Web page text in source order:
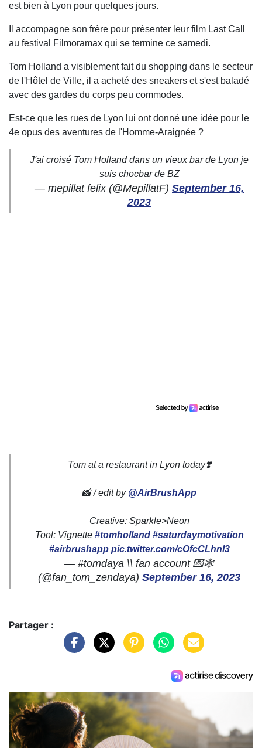
est bien à Lyon pour quelques jours.
Il accompagne son frère pour présenter leur film Last Call
au festival Filmoramax qui se termine ce samedi.
Tom Holland a visiblement fait du shopping dans le secteur
de l'Hôtel de Ville, il a acheté des sneakers et s'est baladé
avec des gardes du corps peu commodes.
Est-ce que les rues de Lyon lui ont donné une idée pour le
4e opus des aventures de l'Homme-Araignée ?
J'ai croisé Tom Holland dans un vieux bar de Lyon je
suis chocbar de BZ
— mepillat felix (@MepillatF) September 16,
2023
Tom at a restaurant in Lyon today❣️
📸 / edit by @AirBrushApp
Creative: Sparkle>Neon
Tool: Vignette #tomholland #saturdaymotivation
#airbrushapp pic.twitter.com/cOfcCLhnl3
— #tomdaya \\ fan account 💌🕸
(@fan_tom_zendaya) September 16, 2023
Partager :